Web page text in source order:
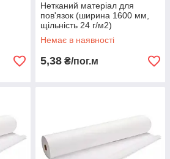
Нетканий матеріал для
пов'язок (ширина 1600 мм,
щільність 24 г/м2)
Немає в наявності
5,38 ₴/пог.м